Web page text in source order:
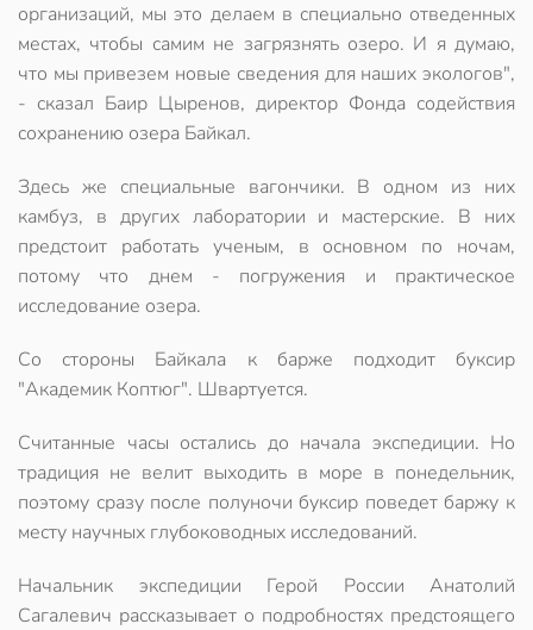
организаций, мы это делаем в специально отведенных
местах, чтобы самим не загрязнять озеро. И я думаю,
что мы привезем новые сведения для наших экологов",
- сказал Баир Цыренов, директор Фонда содействия
сохранению озера Байкал.
Здесь же специальные вагончики. В одном из них
камбуз, в других лаборатории и мастерские. В них
предстоит работать ученым, в основном по ночам,
потому что днем - погружения и практическое
исследование озера.
Со стороны Байкала к барже подходит буксир
"Академик Коптюг". Швартуется.
Считанные часы остались до начала экспедиции. Но
традиция не велит выходить в море в понедельник,
поэтому сразу после полуночи буксир поведет баржу к
месту научных глубоководных исследований.
Начальник экспедиции Герой России Анатолий
Сагалевич рассказывает о подробностях предстоящего